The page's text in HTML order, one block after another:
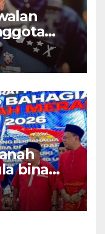
dadah
bina
depan –